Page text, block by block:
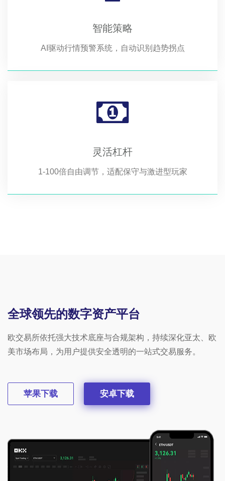
智能策略
AI驱动行情预警系统，自动识别趋势拐点
灵活杠杆
1-100倍自由调节，适配保守与激进型玩家
全球领先的数字资产平台
欧交易所依托强大技术底座与合规架构，持续深化亚太、欧
美市场布局，为用户提供安全透明的一站式交易服务。
苹果下载 安卓下载